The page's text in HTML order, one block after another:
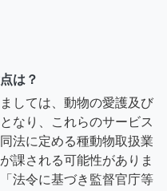
は？
しては、動物の愛護及び
なり、これらのサービス
法に定める種動物取扱業
課される可能性がありま
法令に基づき監督官庁等